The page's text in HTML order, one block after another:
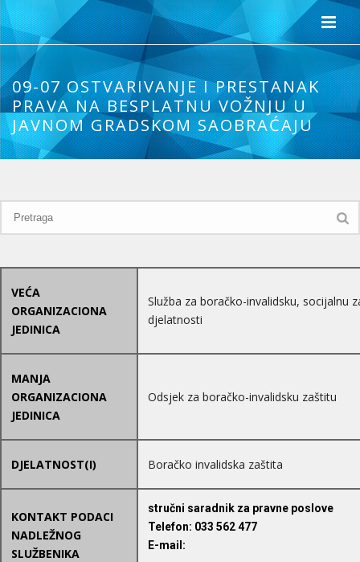
09-07 OSTVARIVANJE I PRESTANAK
PRAVA NA BESPLATNU VOŽNJU U
JAVNOM GRADSKOM SAOBRAĆAJU
VEĆA
ORGANIZACIONA
JEDINICA
Služba za boračko-invalidsku, socijalnu
djelatnosti
MANJA
ORGANIZACIONA
JEDINICA
Odsjek za boračko-invalidsku zaštitu
DJELATNOST(I) Boračko invalidska zaštita
KONTAKT PODACI
NADLEŽNOG
SLUŽBENIKA
stručni saradnik za pravne poslove
Telefon: 033 562 477
E-mail :